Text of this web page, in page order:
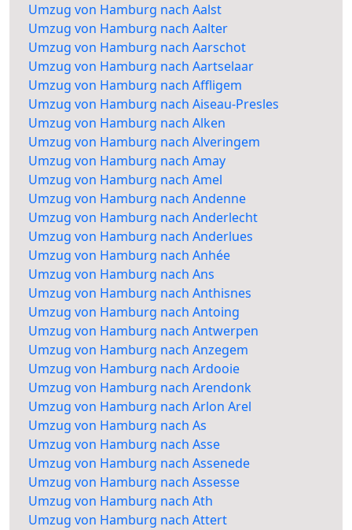
Umzug von Hamburg nach Aalst
Umzug von Hamburg nach Aalter
Umzug von Hamburg nach Aarschot
Umzug von Hamburg nach Aartselaar
Umzug von Hamburg nach Affligem
Umzug von Hamburg nach Aiseau-Presles
Umzug von Hamburg nach Alken
Umzug von Hamburg nach Alveringem
Umzug von Hamburg nach Amay
Umzug von Hamburg nach Amel
Umzug von Hamburg nach Andenne
Umzug von Hamburg nach Anderlecht
Umzug von Hamburg nach Anderlues
Umzug von Hamburg nach Anhée
Umzug von Hamburg nach Ans
Umzug von Hamburg nach Anthisnes
Umzug von Hamburg nach Antoing
Umzug von Hamburg nach Antwerpen
Umzug von Hamburg nach Anzegem
Umzug von Hamburg nach Ardooie
Umzug von Hamburg nach Arendonk
Umzug von Hamburg nach Arlon Arel
Umzug von Hamburg nach As
Umzug von Hamburg nach Asse
Umzug von Hamburg nach Assenede
Umzug von Hamburg nach Assesse
Umzug von Hamburg nach Ath
Umzug von Hamburg nach Attert